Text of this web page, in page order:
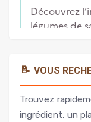
📝 VOUS
Trouvez
ingrédient, un